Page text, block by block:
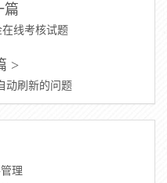
篇
在线考核试题
>
动刷新的问题
理